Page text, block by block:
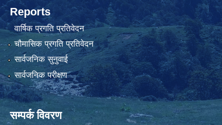
Reports
वार्षिक प्रगति प्रतिवेदन
चौमासिक प्रगति प्रतिवेदन
सार्वजनिक सुनुवाई
सार्वजनिक परीक्षण
सम्पर्क विवरण